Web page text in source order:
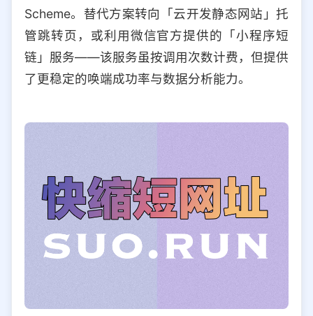
Scheme。替代方案转向「云开发静态网站」托
管跳转页，或利用微信官方提供的「小程序短
链」服务——该服务虽按调用次数计费，但提供
了更稳定的唤端成功率与数据分析能力。